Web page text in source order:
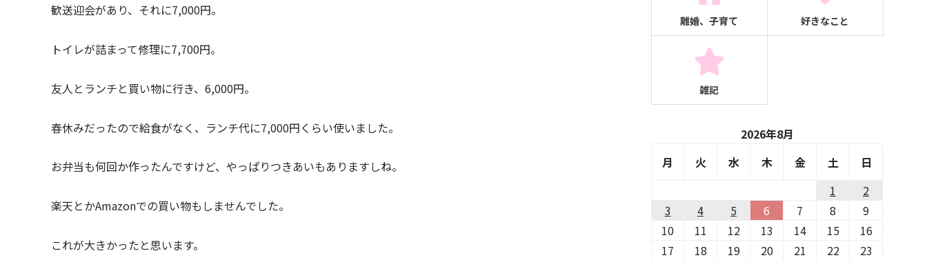
歓送迎会があり、それに7,000円。
トイレが詰まって修理に7,700円。
友人とランチと買い物に行き、6,000円。
春休みだったので給食がなく、ランチ代に7,000円くらい使いました。
お弁当も何回か作ったんですけど、やっぱりつきあいもありますしね。
楽天とかAmazonでの買い物もしませんでした。
これが大きかったと思います。
離婚、子育て 好きなこと
雑記
2026年8月
月
火 水 木 金 土
日
1
2
3
4 5 6 7 8
9
10
11 12 13 14 15
16
17
18 19 20 21 22
23